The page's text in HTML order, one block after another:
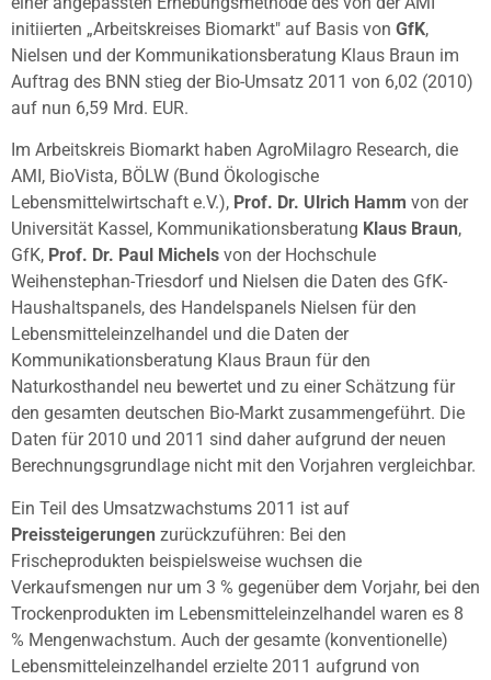
initiierten „Arbeitskreises Biomarkt" auf Basis von GfK,
Nielsen und der Kommunikationsberatung Klaus Braun im
Auftrag des BNN stieg der Bio-Umsatz 2011 von 6,02 (2010)
auf nun 6,59 Mrd. EUR.
Im Arbeitskreis Biomarkt haben AgroMilagro Research, die
AMI, BioVista, BÖLW (Bund Ökologische
Lebensmittelwirtschaft e.V.), Prof. Dr. Ulrich Hamm von der
Universität Kassel, Kommunikationsberatung Klaus Braun,
GfK, Prof. Dr. Paul Michels von der Hochschule
Weihenstephan-Triesdorf und Nielsen die Daten des GfK-
Haushaltspanels, des Handelspanels Nielsen für den
Lebensmitteleinzelhandel und die Daten der
Kommunikationsberatung Klaus Braun für den
Naturkosthandel neu bewertet und zu einer Schätzung für
den gesamten deutschen Bio-Markt zusammengeführt. Die
Daten für 2010 und 2011 sind daher aufgrund der neuen
Berechnungsgrundlage nicht mit den Vorjahren vergleichbar.
Ein Teil des Umsatzwachstums 2011 ist auf
Preissteigerungen zurückzuführen: Bei den
Frischeprodukten beispielsweise wuchsen die
Verkaufsmengen nur um 3 % gegenüber dem Vorjahr, bei den
Trockenprodukten im Lebensmitteleinzelhandel waren es 8
% Mengenwachstum. Auch der gesamte (konventionelle)
Lebensmitteleinzelhandel erzielte 2011 aufgrund von